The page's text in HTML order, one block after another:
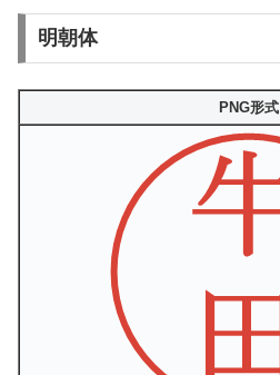
明朝体
PNG形式